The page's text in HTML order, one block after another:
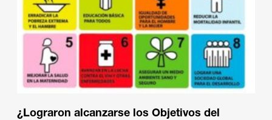
¿Lograron alcanzarse los Objetivos del